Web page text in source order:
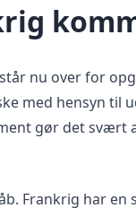
nu over for
med hensyn til
gør det svært
Frankrig har